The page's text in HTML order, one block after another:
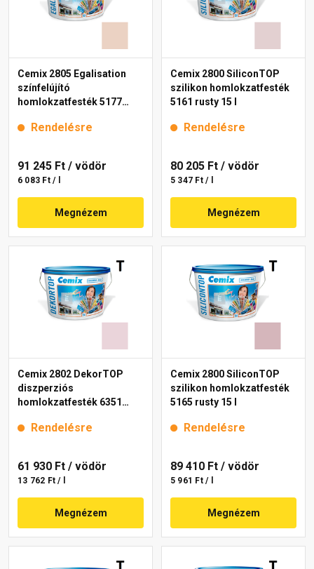
Cemix 2805 Egalisation
színfelújító
homlokzatfesték 5177
Rendelésre
91 245 Ft / vödör
6 083 Ft / l
Megnézem
Cemix 2800 SiliconTOP
szilikon homlokzatfesték
5161 rusty 15 l
Rendelésre
80 205 Ft / vödör
5 347 Ft / l
Megnézem
Cemix 2802 DekorTOP
diszperziós
homlokzatfesték 6351
Rendelésre
61 930 Ft / vödör
13 762 Ft / l
Megnézem
Cemix 2800 SiliconTOP
szilikon homlokzatfesték
5165 rusty 15 l
Rendelésre
89 410 Ft / vödör
5 961 Ft / l
Megnézem